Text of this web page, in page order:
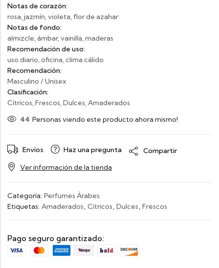
Notas de corazón:
rosa, jazmín, violeta, flor de azahar
Notas de fondo:
almizcle, ámbar, vainilla, maderas
Recomendación de uso:
uso diario, oficina, clima cálido
Recomendación:
Masculino / Unisex
Clasificación:
Cítricos, Frescos, Dulces, Amaderados
44 Personas viendo este producto ahora mismo!
Envíos Haz una pregunta
Compartir
Ver información de la tienda
Categoría: Perfumes Árabes
Etiquetas: Amaderados, Cítricos, Dulces, Frescos
Pago seguro garantizado: